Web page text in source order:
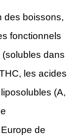
des boissons,
fonctionnels
dans
les acides
(A,
de